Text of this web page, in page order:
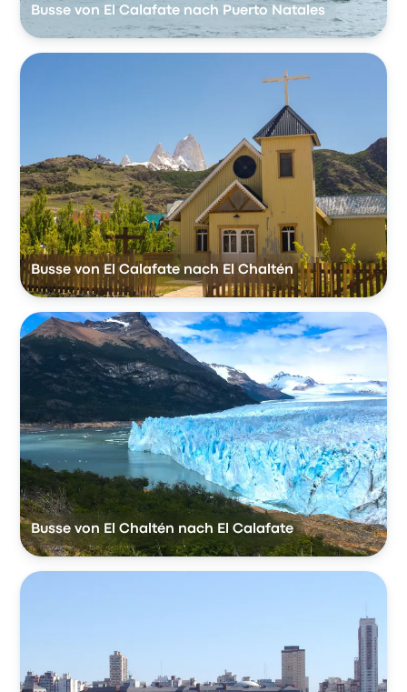
Busse von El Calafate nach Puerto Natales
Busse von El Calafate nach El Chaltén
Busse von El Chaltén nach El Calafate